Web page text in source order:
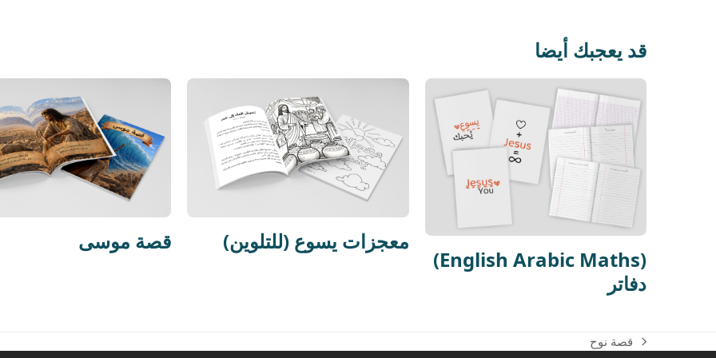
قد يعجبك أيضا
(English Arabic Maths)
دفاتر
معجزات يسوع (للتلوين) قصة موسى
next
قصة نوح